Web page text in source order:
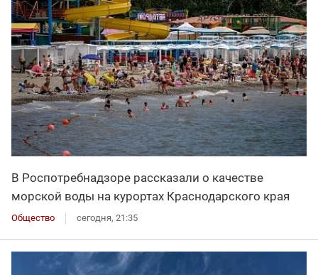
В Роспотребнадзоре рассказали о качестве
морской воды на курортах Краснодарского края
Общество сегодня, 21:35